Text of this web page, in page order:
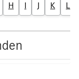
H I J K L